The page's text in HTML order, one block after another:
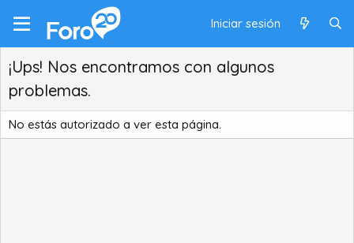
Iniciar sesión
¡Ups! Nos encontramos con algunos
problemas.
No estás autorizado a ver esta página.